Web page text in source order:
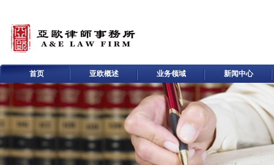
首页 亚欧概述 业务领域 新闻中心